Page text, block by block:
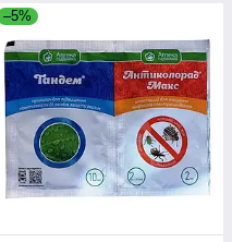
–5%